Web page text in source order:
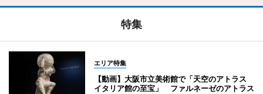
特集
エリア特集
【動画】大阪市立美術館で「天空のアトラス
イタリア館の至宝」 ファルネーゼのアトラス